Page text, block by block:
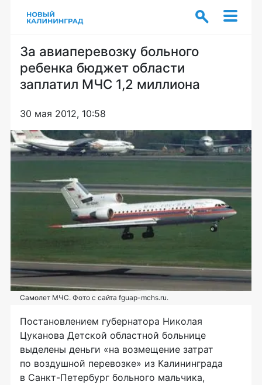
За авиаперевозку больного
ребенка бюджет области
заплатил МЧС 1,2 миллиона
30 мая 2012, 10:58
Самолет МЧС. Фото с сайта fguap-mchs.ru.
Постановлением губернатора Николая
Цуканова Детской областной больнице
выделены деньги «на возмещение затрат
по воздушной перевозке» из Калининграда
в Санкт-Петербург больного мальчика,